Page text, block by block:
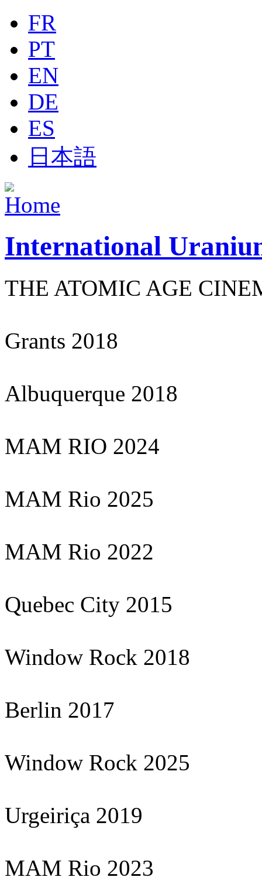
Jump to navigation
FR
PT
EN
DE
ES
日本語
International
THE ATOMIC AGE
Grants 2018
Albuquerque 2018
MAM RIO 2024
MAM Rio 2025
MAM Rio 2022
Quebec City 2015
Window Rock 2018
Berlin 2017
Window Rock 2025
Urgeiriça 2019
MAM Rio 2023